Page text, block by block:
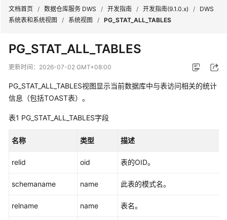
新
动
服
公
品
绍
计
文档首页 / 数据仓库服务 DWS / 开发指南 / 开发指南(9.1.0.x) /
DWS
系统表和系统视图
/ 系统视图 / PG_STAT_ALL_TABLES
PG_STAT_ALL_TABLES
更新时间： 2026-07-02 GMT+08:00
PG_STAT_ALL_TABLES视图显示当前数据库中与表访问相关的统计
信息（包括TOAST表）。
表1 PG_STAT_ALL_TABLES字段
名称 类型 描述
relid oid 表的OID。
schemaname name 此表的模式名。
relname name 表名。